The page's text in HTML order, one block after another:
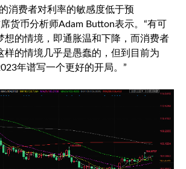
消费者对利率的敏感度低于预
货币分析师Adam Button表示。“有可
想的情境，即通胀温和下降，而消费者
样的情境几乎是愚蠢的，但到目前为
年谱写一个更好的开局。”